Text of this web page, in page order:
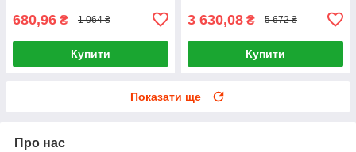
680,96 ₴ 1 064 ₴
Купити
3 630,08 ₴ 5 672 ₴
Купити
Показати ще
Про нас